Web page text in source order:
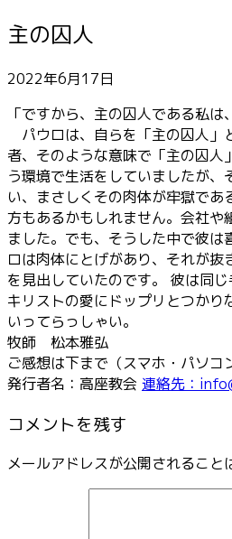
主の囚人
2022年6月17日
「ですから、主の囚人である私
パウロは、自らを「主の囚人」
者、そのような意味で「主の囚
う環境で生活をしていましたが
い、まさしくその肉体が牢獄で
方もあるかもしれません。会社
ました。でも、そうした中で彼
ロは肉体にとげがあり、それが
を見出していたのです。 彼は同
キリストの愛にドップリとつかり
いってらっしゃい。
牧師 松本雅弘
ご感想は下まで（スマホ・パソコ
発行者名：高座教会 連絡先：
コメントを残す
メールアドレスが公開されること